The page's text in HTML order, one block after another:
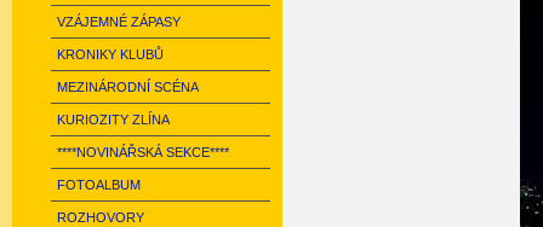
VZÁJEMNÉ ZÁPASY
KRONIKY KLUBŮ
MEZINÁRODNÍ SCÉNA
KURIOZITY ZLÍNA
****NOVINÁŘSKÁ SEKCE****
FOTOALBUM
ROZHOVORY